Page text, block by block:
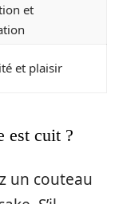
et
et plaisir
est cuit ?
un couteau